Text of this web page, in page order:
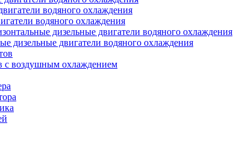
водяного охлаждения
водяного охлаждения
дизельные двигатели водяного охлаждения
дизельные двигатели водяного охлаждения
с воздушным охлаждением